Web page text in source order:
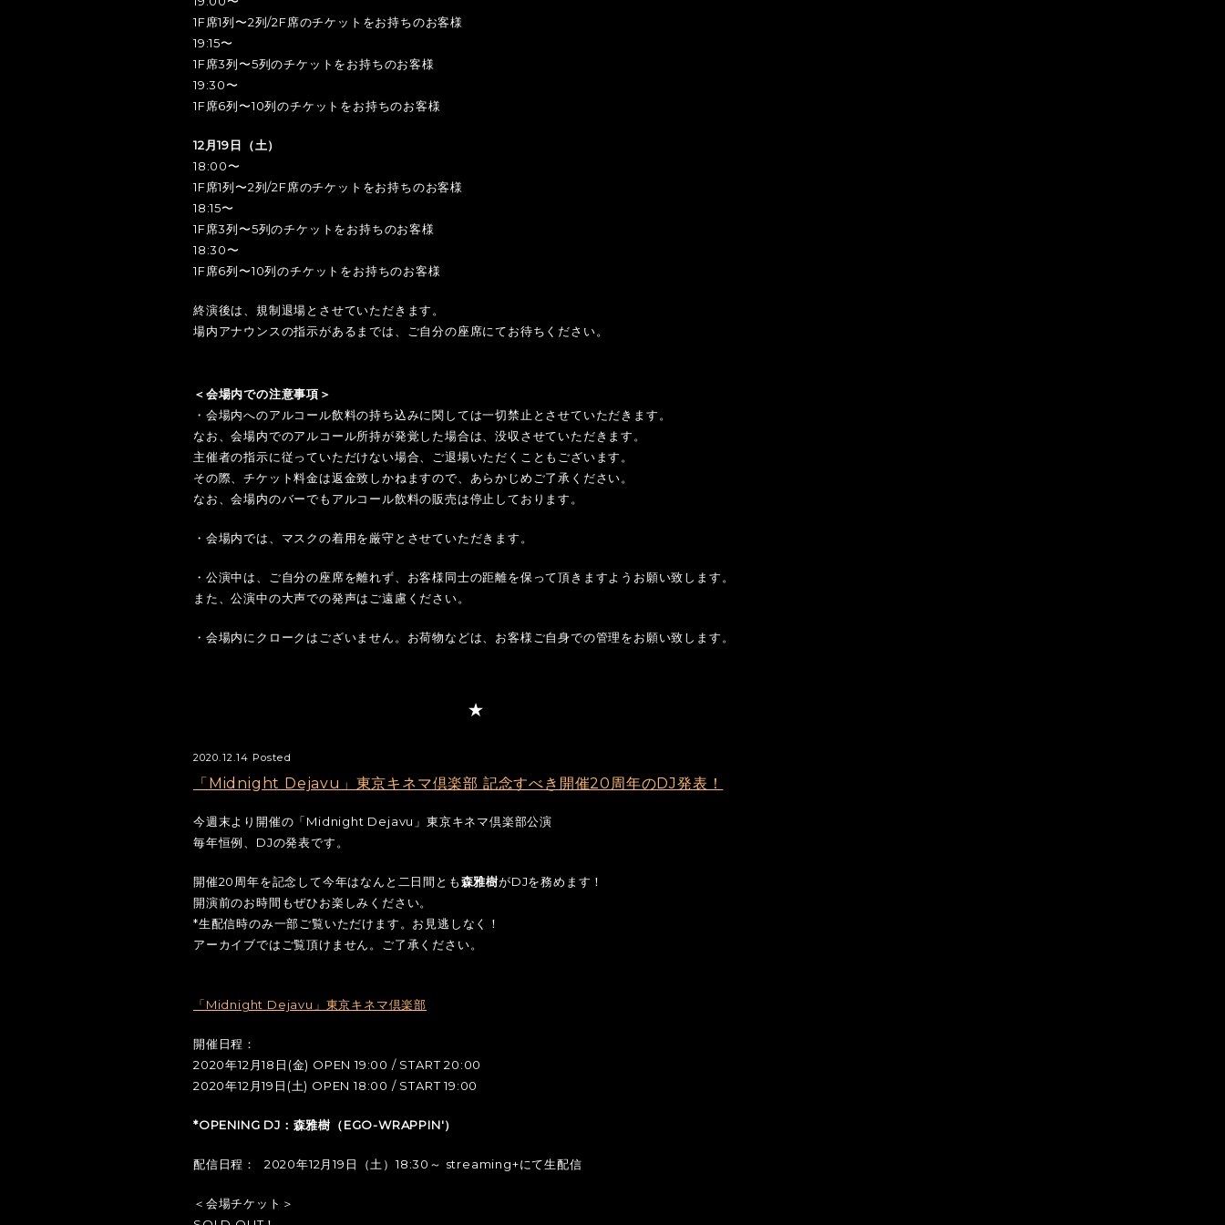
1F席1列〜2列/2F席のチケットをお持ちのお客様
19:15〜
1F席3列〜5列のチケットをお持ちのお客様
19:30〜
1F席6列〜10列のチケットをお持ちのお客様
12月19日（土）
18:00〜
1F席1列〜2列/2F席のチケットをお持ちのお客様
18:15〜
1F席3列〜5列のチケットをお持ちのお客様
18:30〜
1F席6列〜10列のチケットをお持ちのお客様
終演後は、規制退場とさせていただきます。
場内アナウンスの指示があるまでは、ご自分の座席にてお待ちください。
＜会場内での注意事項＞
・会場内へのアルコール飲料の持ち込みに関しては一切禁止とさせていただきます。
なお、会場内でのアルコール所持が発覚した場合は、没収させていただきます。
主催者の指示に従っていただけない場合、ご退場いただくこともございます。
その際、チケット料金は返金致しかねますので、あらかじめご了承ください。
なお、会場内のバーでもアルコール飲料の販売は停止しております。
・会場内では、マスクの着用を厳守とさせていただきます。
・公演中は、ご自分の座席を離れず、お客様同士の距離を保って頂きますようお願い致します。
また、公演中の大声での発声はご遠慮ください。
・会場内にクロークはございません。お荷物などは、お客様ご自身での管理をお願い致します。
2020.12.14 Posted
「Midnight Dejavu」東京キネマ倶楽部 記念すべき開催20周年のDJ発表！
今週末より開催の「Midnight Dejavu」東京キネマ倶楽部公演
毎年恒例、DJの発表です。
開催20周年を記念して今年はなんと二日間とも森雅樹がDJを務めます！
開演前のお時間もぜひお楽しみください。
*生配信時のみ一部ご覧いただけます。お見逃しなく！
アーカイブではご覧頂けません。ご了承ください。
「Midnight Dejavu」東京キネマ倶楽部
開催日程：
2020年12月18日(金) OPEN 19:00 / START 20:00
2020年12月19日(土) OPEN 18:00 / START 19:00
*OPENING DJ：森雅樹（EGO-WRAPPIN'）
配信日程： 2020年12月19日（土）18:30～ streaming+にて生配信
＜会場チケット＞